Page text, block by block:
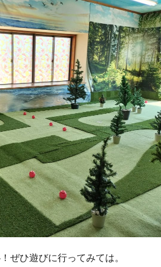
ぜひ遊びに行ってみては。